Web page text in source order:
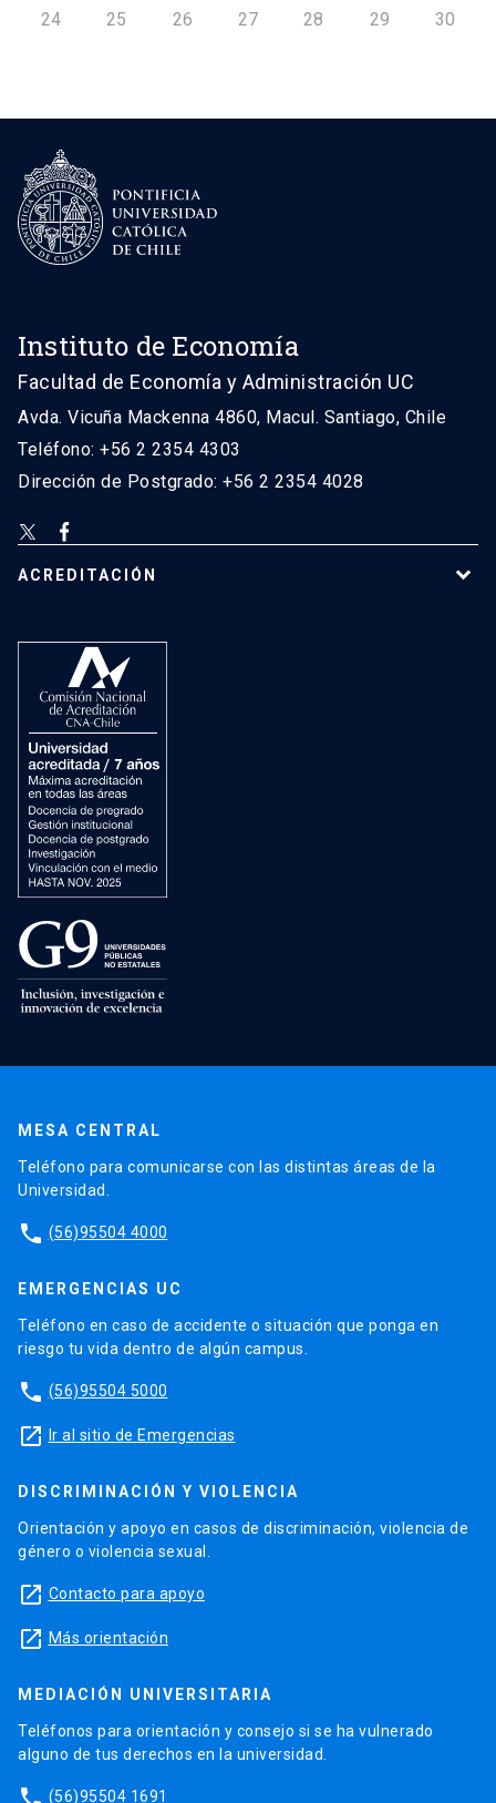
24 25 26 27 28 29 30
Instituto de Economía
Facultad de Economía y Administración UC
Avda. Vicuña Mackenna 4860, Macul. Santiago, Chile
Teléfono: +56 2 2354 4303
Dirección de Postgrado: +56 2 2354 4028
ACREDITACIÓN
MESA CENTRAL
Teléfono para comunicarse con las distintas áreas de la
Universidad.
phone (56)95504 4000
EMERGENCIAS UC
Teléfono en caso de accidente o situación que ponga en
riesgo tu vida dentro de algún campus.
phone (56)95504 5000
launch Ir al sitio de Emergencias
DISCRIMINACIÓN Y VIOLENCIA
Orientación y apoyo en casos de discriminación, violencia de
género o violencia sexual.
launch Contacto para apoyo
launch Más orientación
MEDIACIÓN UNIVERSITARIA
Teléfonos para orientación y consejo si se ha vulnerado
alguno de tus derechos en la universidad.
(56)95504 1691